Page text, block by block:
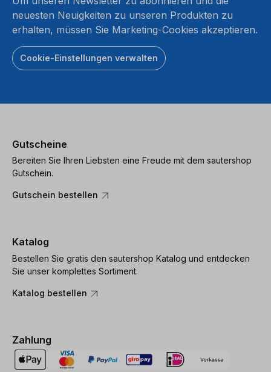
neuesten Neuigkeiten zu unseren Produkten zu
erhalten, müssen Sie Marketing-Cookies akzeptieren.
Cookie-Einstellungen verwalten
Gutscheine
Bereiten Sie Ihren Liebsten eine Freude mit dem sautershop
Gutschein.
Gutschein bestellen
Katalog
Bestellen Sie gratis den sautershop Katalog und entdecken
Sie unser komplettes Sortiment.
Katalog bestellen
Zahlung